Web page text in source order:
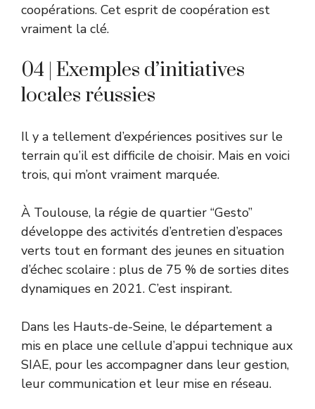
coopérations. Cet esprit de coopération est
vraiment la clé.
04 | Exemples d’initiatives
locales réussies
Il y a tellement d’expériences positives sur le
terrain qu’il est difficile de choisir. Mais en voici
trois, qui m’ont vraiment marquée.
À Toulouse, la régie de quartier “Gesto”
développe des activités d’entretien d’espaces
verts tout en formant des jeunes en situation
d’échec scolaire : plus de 75 % de sorties dites
dynamiques en 2021. C’est inspirant.
Dans les Hauts-de-Seine, le département a
mis en place une cellule d’appui technique aux
SIAE, pour les accompagner dans leur gestion,
leur communication et leur mise en réseau.